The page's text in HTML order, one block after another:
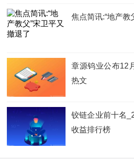
焦点简讯:“地产教
章源钨业公布12
热文
铰链企业前十名
收益排行榜